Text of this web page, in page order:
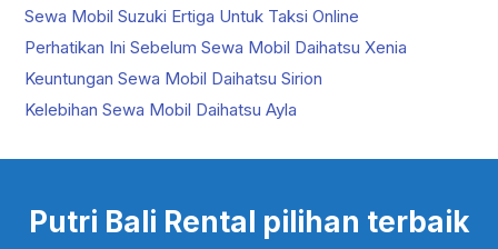
Sewa Mobil Suzuki Ertiga Untuk Taksi Online
Perhatikan Ini Sebelum Sewa Mobil Daihatsu Xenia
Keuntungan Sewa Mobil Daihatsu Sirion
Kelebihan Sewa Mobil Daihatsu Ayla
Putri Bali Rental pilihan terbaik